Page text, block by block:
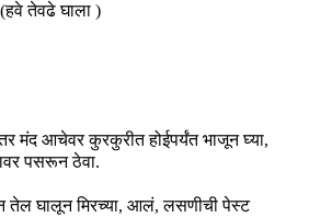
(हवे तेवढे घाला )
मंद आचेवर कुरकुरीत होईपर्यंत भाजून घ्या,
पसरून ठेवा.
घालून मिरच्या, आलं,लसणीची पेस्ट